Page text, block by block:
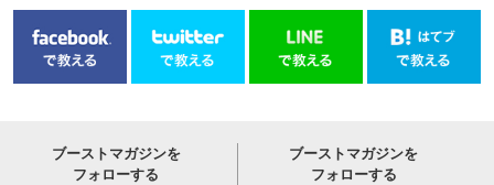
ブーストマガジンを
フォローする
ブーストマガジンを
フォローする